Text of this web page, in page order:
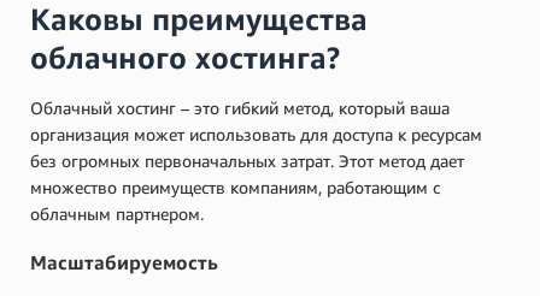
Каковы преимущества
облачного хостинга?
Облачный хостинг – это гибкий метод, который ваша
организация может использовать для доступа к ресурсам
без огромных первоначальных затрат. Этот метод дает
множество преимуществ компаниям, работающим с
облачным партнером.
Масштабируемость